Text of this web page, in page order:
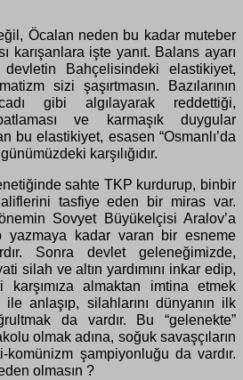
Öcalan neden bu kadar muteber
karışanlara işte yanıt. Balans ayarı
Bahçelisindeki elastikiyet,
sizi şaşırtmasın. Bazılarının
gibi algılayarak reddettiği,
ve karmaşık duygular
bu elastikiyet, esasen “Osmanlı’da
karşılığıdır.
sahte TKP kurdurup, binbir
tasfiye eden bir miras var.
Sovyet Büyükelçisi Aralov’a
yazmaya kadar varan bir esneme
Sonra devlet geleneğimizde,
silah ve altın yardımını inkar edip,
karşımıza almaktan imtina etmek
anlaşıp, silahlarını dünyanın ilk
da vardır. Bu “gelenekte”
olmak adına, soğuk savaşçıların
komünizm şampiyonluğu da vardır.
olmasın ?